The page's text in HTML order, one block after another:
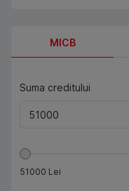
MICB
Suma creditului
51000 Lei